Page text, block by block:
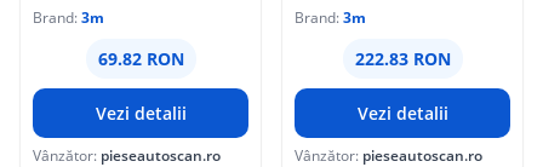
Brand:3m
69.82 RON
Vezi detalii
Vânzător: pieseautoscan.ro
Brand:3m
222.83 RON
Vezi detalii
Vânzător: pieseautoscan.ro